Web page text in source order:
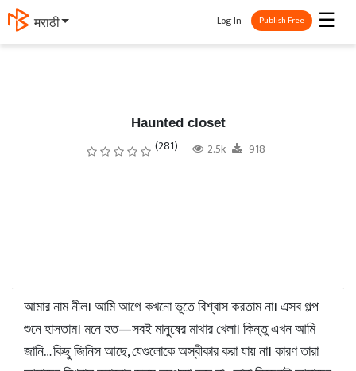
मराठी ☰
Log In Publish Free
Haunted closet
(281) 2.5k 918
আমার নাম নীল। আমি আগে কখনো ভূতে বিশ্বাস করতাম না। এসব গল্প
শুনে হাসতাম। মনে হত—সবই মানুষের মাথার খেলা। কিন্তু এখন আমি
জানি… কিছু জিনিস আছে, যেগুলোকে অস্বীকার করা যায় না। কারণ তারা